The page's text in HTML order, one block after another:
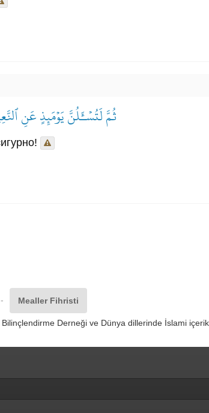
ثُمَّ لَتُسۡـَٔلُنَّ يَوۡمَئِذٍ عَنِ
Mealler Fihristi
Derneği ve Dünya dillerinde İslami